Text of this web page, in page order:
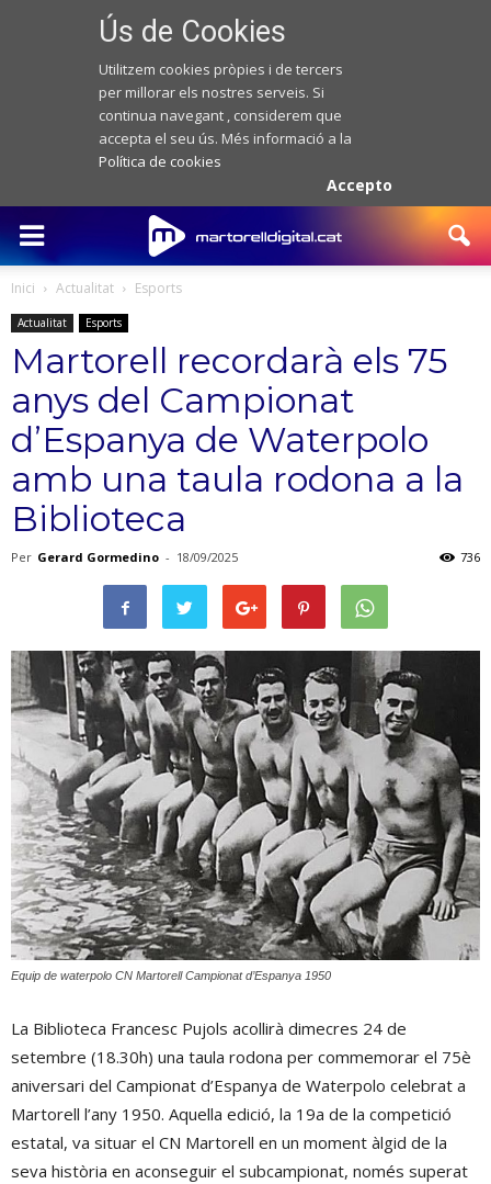
Ús de Cookies
Utilitzem cookies pròpies i de tercers
per millorar els nostres serveis. Si
continua navegant , considerem que
accepta el seu ús. Més informació a la
Política de cookies
Accepto
Inici Actualitat Esports
Actualitat Esports
Martorell recordarà els 75
anys del Campionat
d’Espanya de Waterpolo
amb una taula rodona a la
Biblioteca
Per Gerard Gormedino - 18/09/2025 736
Equip de waterpolo CN Martorell Campionat d’Espanya 1950
La Biblioteca Francesc Pujols acollirà dimecres 24 de
setembre (18.30h) una taula rodona per commemorar el 75è
aniversari del Campionat d’Espanya de Waterpolo celebrat a
Martorell l’any 1950. Aquella edició, la 19a de la competició
estatal, va situar el CN Martorell en un moment àlgid de la
seva història en aconseguir el subcampionat, només superat